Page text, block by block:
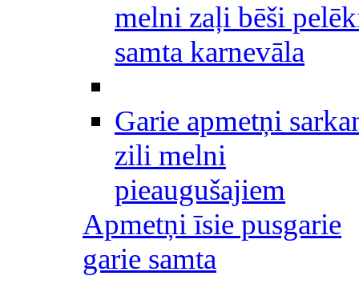
melni zaļi bēši
samta karnevāla
Garie apmetņi
zili melni
pieaugušajiem
Apmetņi īsie pusgarie
garie samta